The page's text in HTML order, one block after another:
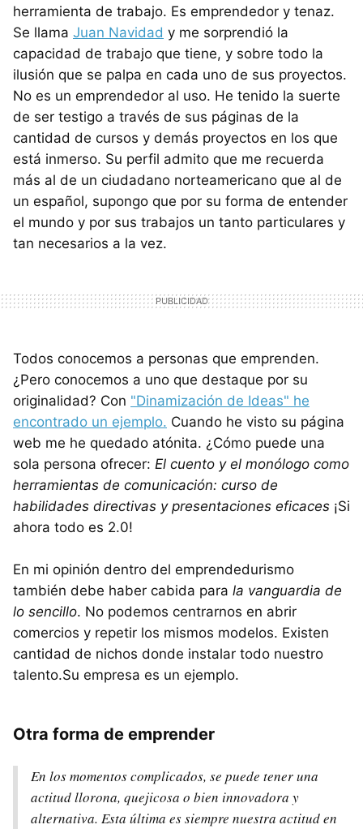
herramienta de trabajo. Es emprendedor y tenaz.
Se llama Juan Navidad y me sorprendió la
capacidad de trabajo que tiene, y sobre todo la
ilusión que se palpa en cada uno de sus proyectos.
No es un emprendedor al uso. He tenido la suerte
de ser testigo a través de sus páginas de la
cantidad de cursos y demás proyectos en los que
está inmerso. Su perfil admito que me recuerda
más al de un ciudadano norteamericano que al de
un español, supongo que por su forma de entender
el mundo y por sus trabajos un tanto particulares y
tan necesarios a la vez.
Todos conocemos a personas que emprenden.
¿Pero conocemos a uno que destaque por su
originalidad? Con "Dinamización de Ideas" he
encontrado un ejemplo. Cuando he visto su página
web me he quedado atónita. ¿Cómo puede una
sola persona ofrecer: El cuento y el monólogo como
herramientas de comunicación: curso de
habilidades directivas y presentaciones eficaces ¡Si
ahora todo es 2.0!
En mi opinión dentro del emprendedurismo
también debe haber cabida para la vanguardia de
lo sencillo. No podemos centrarnos en abrir
comercios y repetir los mismos modelos. Existen
cantidad de nichos donde instalar todo nuestro
talento.Su empresa es un ejemplo.
Otra forma de emprender
En los momentos complicados, se puede tener una
actitud llorona, quejicosa o bien innovadora y
alternativa. Esta última es siempre nuestra actitud en